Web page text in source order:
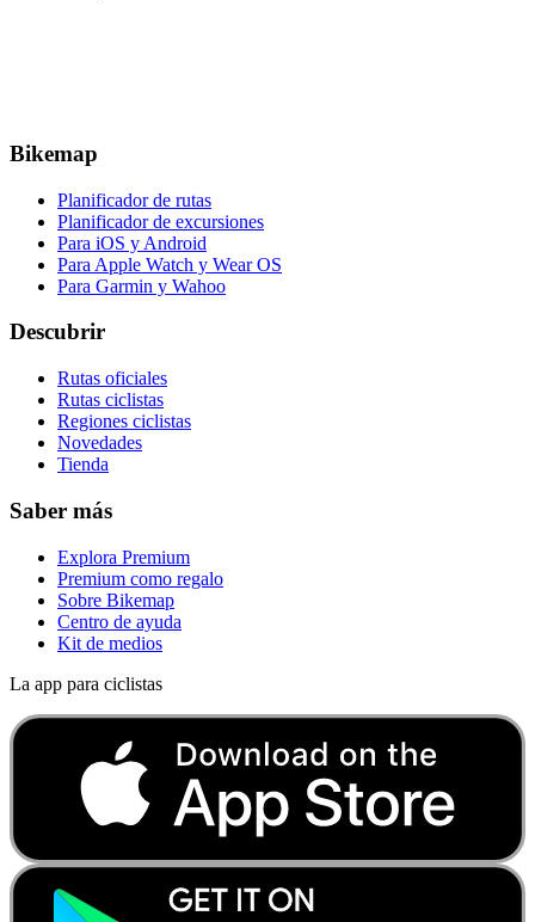
Bikemap
Planificador de rutas
Planificador de excursiones
Para iOS y Android
Para Apple Watch y Wear OS
Para Garmin y Wahoo
Descubrir
Rutas oficiales
Rutas ciclistas
Regiones ciclistas
Novedades
Tienda
Saber más
Explora Premium
Premium como regalo
Sobre Bikemap
Centro de ayuda
Kit de medios
La app para ciclistas